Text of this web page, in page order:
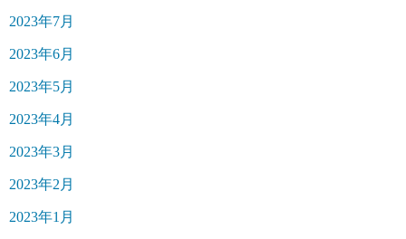
2023年7月
2023年6月
2023年5月
2023年4月
2023年3月
2023年2月
2023年1月